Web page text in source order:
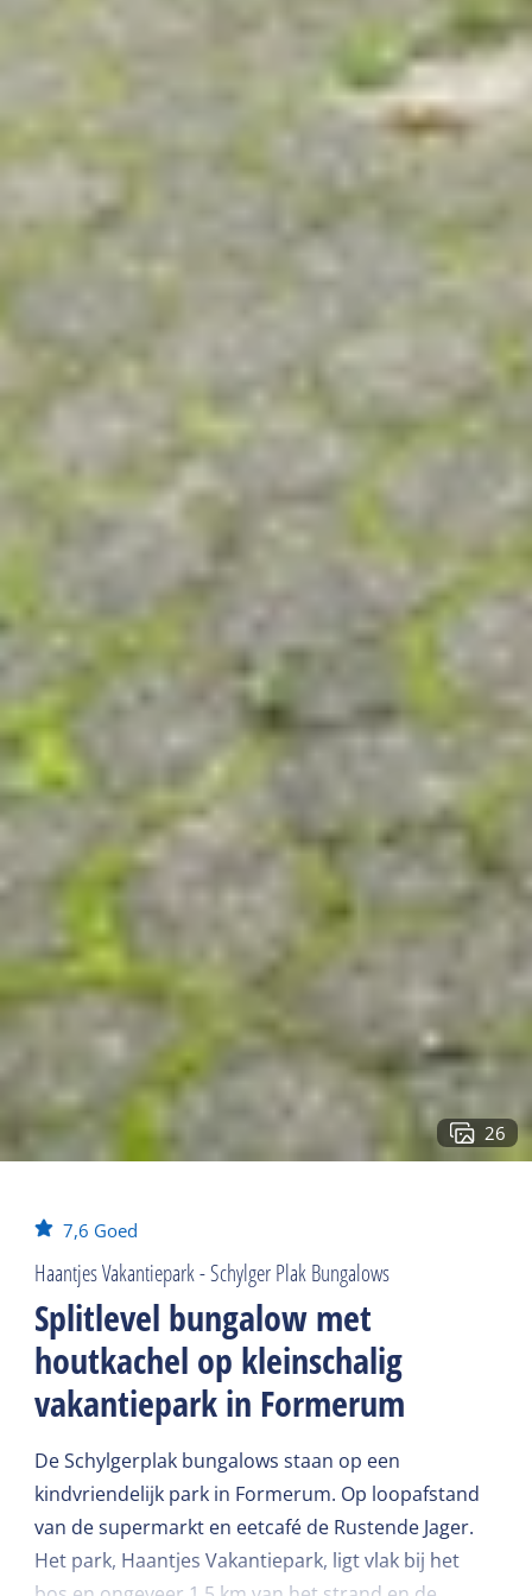
26
7,6 Goed
Haantjes Vakantiepark - Schylger Plak Bungalows
Splitlevel bungalow met
houtkachel op kleinschalig
vakantiepark in Formerum
De Schylgerplak bungalows staan op een
kindvriendelijk park in Formerum. Op loopafstand
van de supermarkt en eetcafé de Rustende Jager.
Het park, Haantjes Vakantiepark, ligt vlak bij het